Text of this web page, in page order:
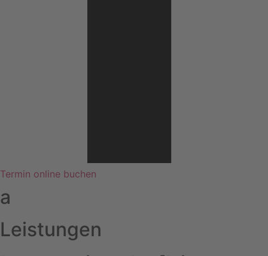
Termin online buchen
a
Leistungen